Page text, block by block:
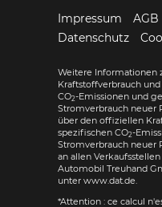
Impressum AGB
Datenschutz
Weitere Informationen
Kraftstoffverbrauch
CO2-Emissionen und
Stromverbrauch neuer
über den offiziellen
spezifischen CO2-
Stromverbrauch neuer
an allen
Automobil Treuhand
unter www.dat.de.
*Attention : ce calcul